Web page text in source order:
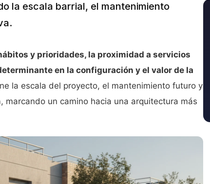
la escala barrial, el mantenimiento
y prioridades, la proximidad a servicios
en la configuración y el valor de la
la escala del proyecto, el mantenimiento futuro y
un camino hacia una arquitectura más